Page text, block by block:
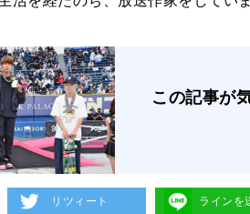
この記事が
リツィート ラインを